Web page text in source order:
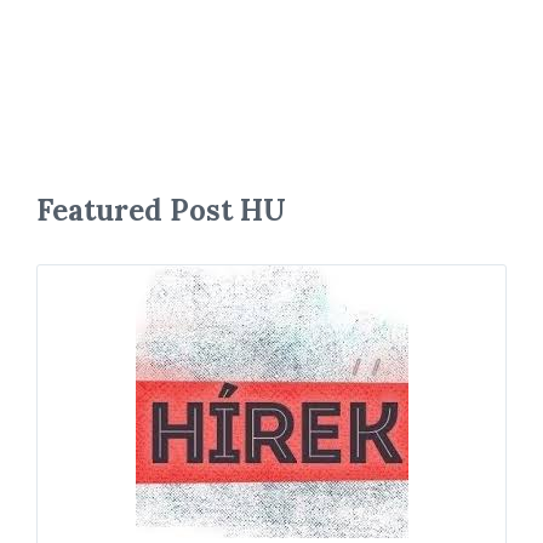
Featured Post HU